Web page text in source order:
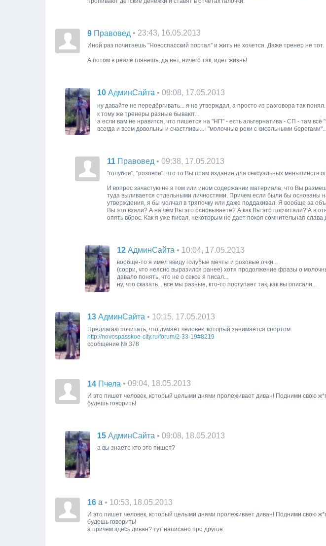
9 Правовед • 23:43, 16.05.2013
Иной раз почитаешь "Новоспасский портал" и жить не хочется. Даже тренер не тот.
А потом в реале глянешь, да нет, ничего так, идет жизнь!
10 АдминСайта • 08:08, 17.05.2013
ну давайте не передёргивать... я не утверждал, а просто из разговора так понял...
к тому же тренеры разные бывают...
а если вам не нравится, что пишется на "НП" - есть альтернатива - СП - там всё
всегда и всем довольны и счастливы...- "молочные реки с кисельными
11 Правовед • 09:38, 17.05.2013
"голубое", "розовое", что то Вы прям издание для сексуальных меньшинств
И вопрос зачастую не в том или ином содержании материала, что Вы
туда выливается отдельными личностями. Причем если были бы основаны
утверждения, я бы молчал в тряпочку или даже поддакивал. Я вообще за
Вы это взяли? А на чем Вы это основываете? А как Вы это посчитали? А в
опять вброс. Как я уже писал, некоторым не дает покоя сомнительная
12 АдминСайта • 10:04, 17.05.2013
вообще-то я имел ввиду голубые мечты и розовые очки...
(сорри, что неясно выразился ранее) хотя продолжение фразы о
давало понять, что не о сексе я писал...
ну, что сказать... все мы разные, кто-то поступает так, как вы описали...
13 АдминСайта • 10:15, 17.05.2013
Предлагаю почитать, что думает человек, который занимается спортом.
http://novospasskoe-city.ru/forum/2-33-19#8219
сообщение № 378
14 Пчела • 09:04, 18.05.2013
И это пишет человек, который целыми днями пролеживает диван! Подними свою
будешь говорить!
15 АдминСайта • 09:08, 18.05.2013
а вы знаете кто это пишет?
16 a • 10:53, 18.05.2013
И это пишет человек, который целыми днями пролеживает диван! Подними свою
будешь говорить!
а причем здесь диван? тут написано про другое.